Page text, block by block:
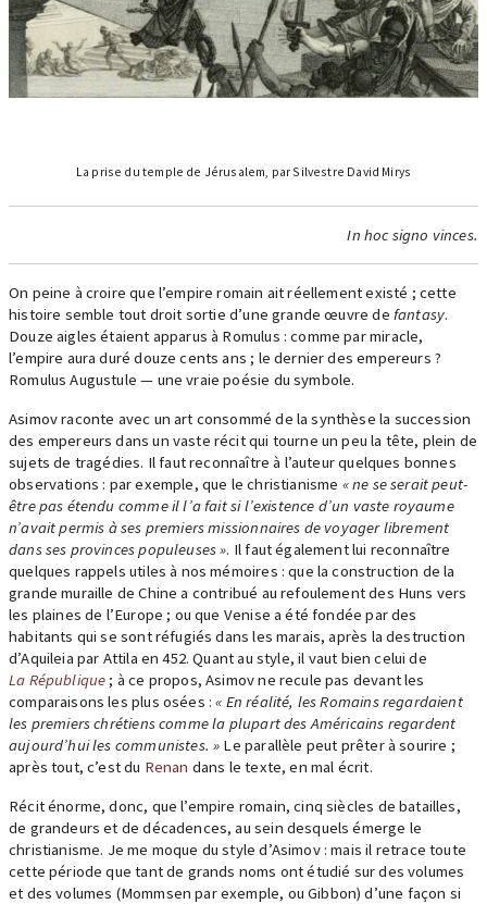
La prise du temple de Jérusalem, par Silvestre David Mirys
In hoc signo vinces.
On peine à croire que l’empire romain ait réellement existé ; cette
histoire semble tout droit sortie d’une grande œuvre de fantasy.
Douze aigles étaient apparus à Romulus : comme par miracle,
l’empire aura duré douze cents ans ; le dernier des empereurs ?
Romulus Augustule — une vraie poésie du symbole.
Asimov raconte avec un art consommé de la synthèse la succession
des empereurs dans un vaste récit qui tourne un peu la tête, plein de
sujets de tragédies. Il faut reconnaître à l’auteur quelques bonnes
observations : par exemple, que le christianisme « ne se serait peut-
être pas étendu comme il l’a fait si l’existence d’un vaste royaume
n’avait permis à ses premiers missionnaires de voyager librement
dans ses provinces populeuses ». Il faut également lui reconnaître
quelques rappels utiles à nos mémoires : que la construction de la
grande muraille de Chine a contribué au refoulement des Huns vers
les plaines de l’Europe ; ou que Venise a été fondée par des
habitants qui se sont réfugiés dans les marais, après la destruction
d’Aquileia par Attila en 452. Quant au style, il vaut bien celui de
La République ; à ce propos, Asimov ne recule pas devant les
comparaisons les plus osées :« En réalité, les Romains regardaient
les premiers chrétiens comme la plupart des Américains regardent
aujourd’hui les communistes. » Le parallèle peut prêter à sourire ;
après tout, c’est du Renan dans le texte, en mal écrit.
Récit énorme, donc, que l’empire romain, cinq siècles de batailles,
de grandeurs et de décadences, au sein desquels émerge le
christianisme. Je me moque du style d’Asimov : mais il retrace toute
cette période que tant de grands noms ont étudié sur des volumes
et des volumes (Mommsen par exemple, ou Gibbon) d’une façon si